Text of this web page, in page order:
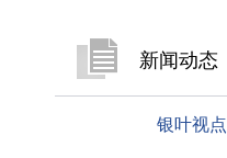
新闻动态
银叶视点